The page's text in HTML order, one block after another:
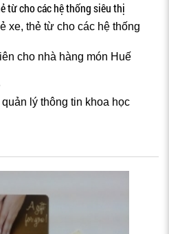
từ cho các hệ thống siêu thị
xe, thẻ từ cho các hệ thống
cho nhà hàng món Huế
lý thông tin khoa học